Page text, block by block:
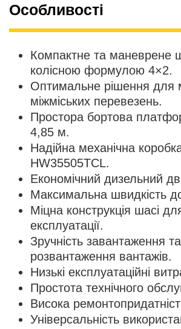
Особливості
Компактне та маневрене
колісною формулою 4×2.
Оптимальне рішення для
міжміських перевезень.
Простора бортова
4,85 м.
Надійна механічна
HW35505TCL.
Економічний дизельний
Максимальна швидкість
Міцна конструкція шасі
експлуатації.
Зручність завантаження та
розвантаження вантажів.
Низькі експлуатаційні
Простота технічного
Висока
Універсальність